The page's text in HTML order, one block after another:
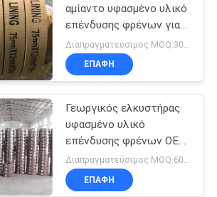
με
10
αμίαντο υφασμένο υλικό
επένδυσης φρένων για
αγκυροβολητήρα
ανεμοθώρακα
ΕΠΑΦΉ
Γεωργικός ελκυστήρας
υφασμένο υλικό
επένδυσης φρένων OEM
προσφέρεται
προσαρμοσμένο πάχος
επένδυσης φρένων
Διαπραγματεύσιμος MOQ:600 κλ
ΕΠΑΦΉ